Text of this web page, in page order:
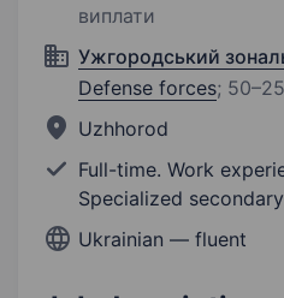
виплати
Ужгородський
Defense forces;
Uzhhorod
Full-time. Work
Specialized
Ukrainian — fluent